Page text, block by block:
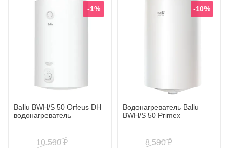
-1%
Ballu BWH/S 50 Orfeus DH
водонагреватель
10 590 ₽
-10%
Водонагреватель Ballu
BWH/S 50 Primex
8 590₽